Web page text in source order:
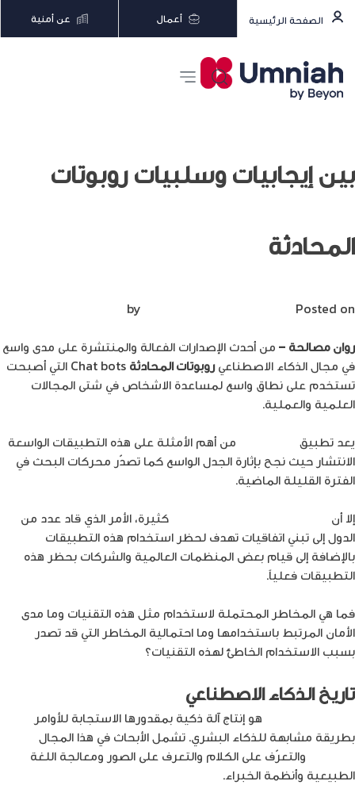
الصفحة الرئيسية أعمال عن أمنية
بين إيجابيات وسلبيات روبوتات
المحادثة
Posted on
روان مصالحة – من أحدث الإصدارات الفعالة والمنتشرة على مدى واسع
في مجال الذكاء الاصطناعيروبوتات المحادثة
Chat bots التي أصبحت
تستخدم على نطاق واسع لمساعدة الاشخاص في شتى المجالات
العلمية والعملية.
يعد تطبيق
من أهم الأمثلة على هذه التطبيقات الواسعة
الانتشار حيث نجح بإثارة الجدل الواسع كما تصدّر محركات البحث في
الفترة القليلة الماضية.
إلا أن
كثيرة، الأمر الذي قاد عدد من
الدول إلى تبني اتفاقيات تهدف لحظر استخدام هذه التطبيقات
بالإضافة إلى قيام بعض المنظمات العالمية والشركات بحظر هذه
التطبيقات فعلياً.
فما هي المخاطر المحتملة لاستخدام مثل هذه التقنيات وما مدى
الأمان المرتبط باستخدامها وما احتمالية المخاطر التي قد تصدر
بسبب الاستخدام الخاطئ لهذه التقنيات؟
تاريخ الذكاء الاصطناعي
هو إنتاج آلة ذكية بمقدورها الاستجابة للأوامر
بطريقة مشابهة للذكاء البشري. تشمل الأبحاث في هذا المجال
والتعرّف على الكلام والتعرف على الصور ومعالجة اللغة
الطبيعية وأنظمة الخبراء.